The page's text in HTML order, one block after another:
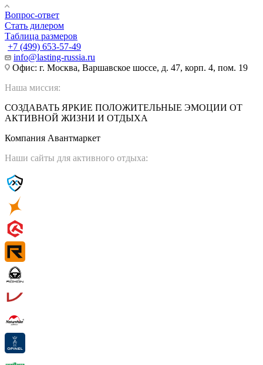
Вопрос-ответ
Стать дилером
Таблица размеров
+7 (499) 653-57-49
info@lasting-russia.ru
Офис: г. Москва, Варшавское шоссе, д. 47, корп. 4, пом. 19
Наша миссия:
СОЗДАВАТЬ ЯРКИЕ ПОЛОЖИТЕЛЬНЫЕ ЭМОЦИИ ОТ
АКТИВНОЙ ЖИЗНИ И ОТДЫХА
Компания Авантмаркет
Наши сайты для активного отдыха: